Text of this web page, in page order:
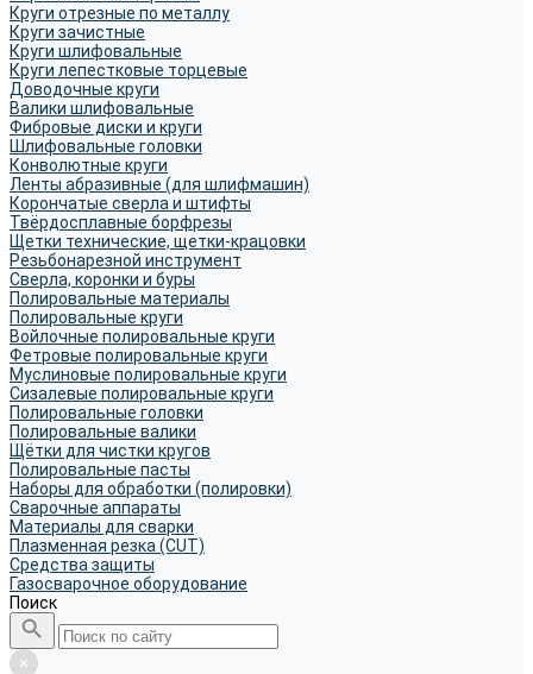
Круги отрезные по металлу
Круги зачистные
Круги шлифовальные
Круги лепестковые торцевые
Доводочные круги
Валики шлифовальные
Фибровые диски и круги
Шлифовальные головки
Конволютные круги
Ленты абразивные (для шлифмашин)
Корончатые сверла и штифты
Твёрдосплавные борфрезы
Щетки технические, щетки-крацовки
Резьбонарезной инструмент
Сверла, коронки и буры
Полировальные материалы
Полировальные круги
Войлочные полировальные круги
Фетровые полировальные круги
Муслиновые полировальные круги
Cизалевые полировальные круги
Полировальные головки
Полировальные валики
Щётки для чистки кругов
Полировальные пасты
Наборы для обработки (полировки)
Сварочные аппараты
Материалы для сварки
Плазменная резка (CUT)
Средства защиты
Газосварочное оборудование
Поиск